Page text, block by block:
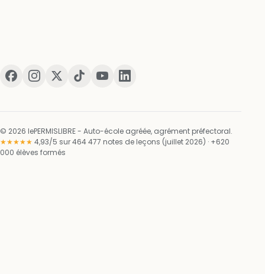
© 2026 lePERMISLIBRE - Auto-école agréée, agrément préfectoral.
★★★★★ 4,93/5 sur 464 477 notes de leçons (juillet 2026) · +620
000 élèves formés